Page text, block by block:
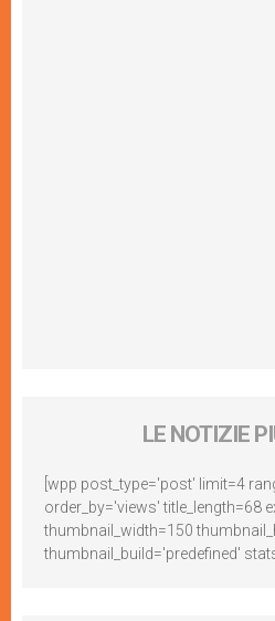
LE NOTIZIE
[wpp post_type='post' limit=4
order_by='views' title_length=68
thumbnail_width=150
thumbnail_build='predefined'